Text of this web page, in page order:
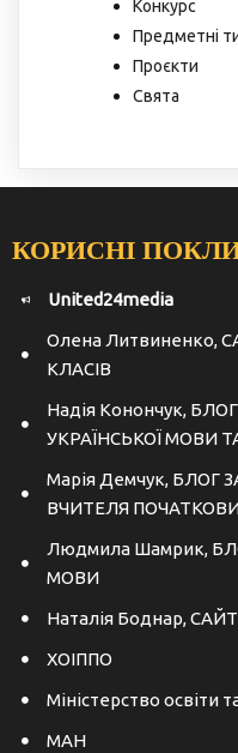
Конкурс
Предметні
Проєкти
Свята
КОРИСНІ
United24media
Олена Литвиненко,
КЛАСІВ
Надія Конончук,
УКРАЇНСЬКОЇ МОВИ
Марія Демчук,
ВЧИТЕЛЯ
Людмила Шамрик,
МОВИ
Наталія Боднар,
ХОІППО
Міністерство освіти
МАН